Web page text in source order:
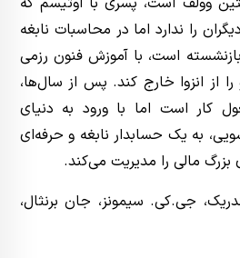
را ندارد اما در محاسبات نابغه
است، با آموزش فنون رزمی
از انزوا خارج کند. پس از سال‌ها،
کار است اما با ورود به دنیای
به یک حسابدار نابغه و حرفه‌ای
مالی را مدیریت می‌کند.
جی.کی. سیمونز، جان برنثال،